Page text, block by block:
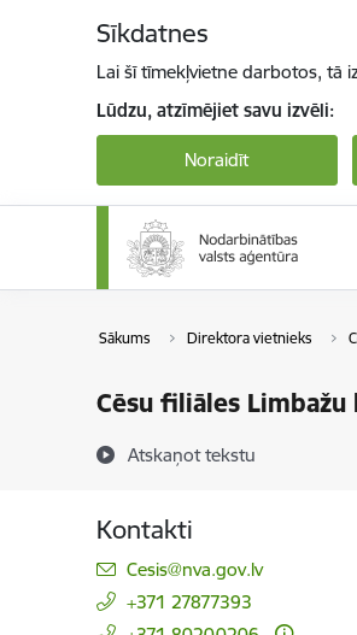
Sīkdatnes
Lai šī tīmekļvietne darbotos, tā
Lūdzu, atzīmējiet savu izvēli:
Noraidīt
Sākums Direktora vietnieks
Cēsu filiāles
Atskaņot tekstu
Kontakti
E-pasts:
Cesis@nva.gov.lv
+371 27877393